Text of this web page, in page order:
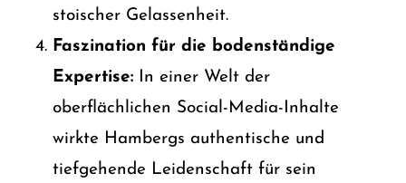
stoischer Gelassenheit.
Faszination für die bodenständige
Expertise:In einer Welt der
oberflächlichen Social-Media-Inhalte
wirkte Hambergs authentische und
tiefgehende Leidenschaft für sein